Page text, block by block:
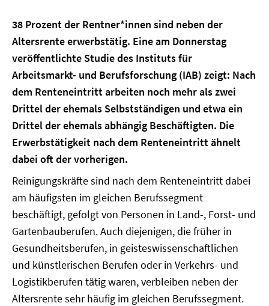
38 Prozent der Rentner*innen sind neben der
Altersrente erwerbstätig. Eine am Donnerstag
veröffentlichte Studie des Instituts für
Arbeitsmarkt- und Berufsforschung (IAB) zeigt: Nach
dem Renteneintritt arbeiten noch mehr als zwei
Drittel der ehemals Selbstständigen und etwa ein
Drittel der ehemals abhängig Beschäftigten. Die
Erwerbstätigkeit nach dem Renteneintritt ähnelt
dabei oft der vorherigen.
Reinigungskräfte sind nach dem Renteneintritt dabei
am häufigsten im gleichen Berufssegment
beschäftigt, gefolgt von Personen in Land-, Forst- und
Gartenbauberufen. Auch diejenigen, die früher in
Gesundheitsberufen, in geisteswissenschaftlichen
und künstlerischen Berufen oder in Verkehrs- und
Logistikberufen tätig waren, verbleiben neben der
Altersrente sehr häufig im gleichen Berufssegment.